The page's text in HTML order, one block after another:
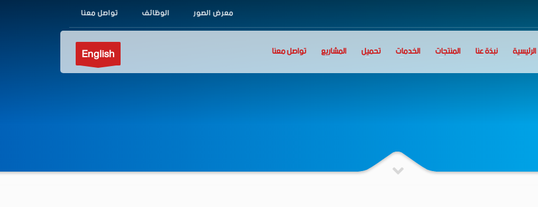
تواصل معنا الوظائف معرض الصور
English تواصل معنا المشاريع تحميل الخدمات المنتجات نبذة عنا الرئيسية